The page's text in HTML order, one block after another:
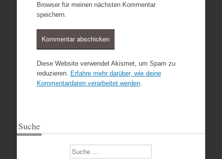
Browser für meinen nächsten Kommentar
speichern.
Diese Website verwendet Akismet, um Spam zu
reduzieren. Erfahre mehr darüber, wie deine
Kommentardaten verarbeitet werden.
Suche
Suchen